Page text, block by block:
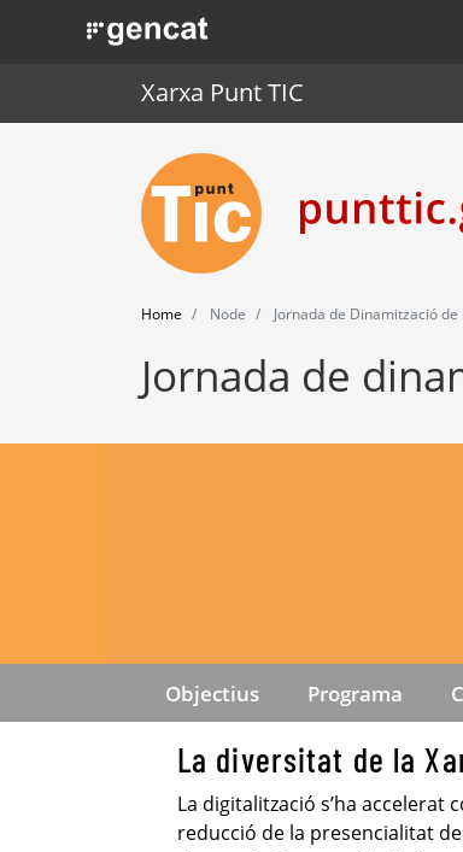
. Obre en una nova finestra.
Xarxa Punt TIC
Home Node Jornada de Dinamització
Jornada de
Objectius Programa
La diversitat de la
La digitalització s’ha accelerat
reducció de la presencialitat